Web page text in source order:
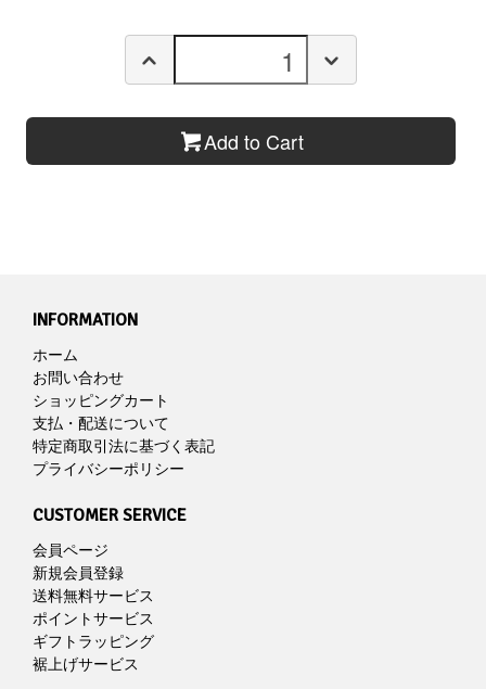
Add to Cart
INFORMATION
ホーム
お問い合わせ
ショッピングカート
支払・配送について
特定商取引法に基づく表記
プライバシーポリシー
CUSTOMER SERVICE
会員ページ
新規会員登録
送料無料サービス
ポイントサービス
ギフトラッピング
裾上げサービス